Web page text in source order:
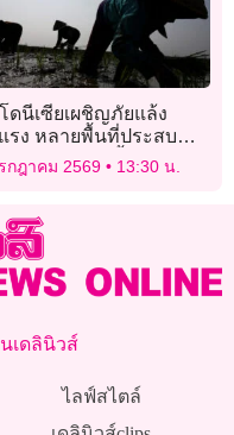
ดนีเซียเผชิญภัยแล้ง
รง หลายพื้นที่ประสบ
าขาดแคลนน้ำ
กฎาคม 2569 13:30 น.
เดลินิวส์
ไลฟ์สไตล์